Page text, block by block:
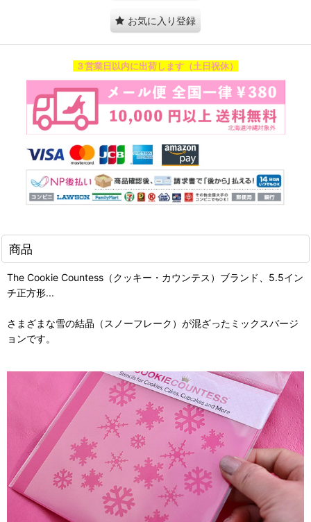
お気に入り登録
３営業日以内に出荷します（土日祝休）
商品
The Cookie Countess（クッキー・カウンテス）ブランド、5.5イン
チ正方形...
さまざまな雪の結晶（スノーフレーク）が混ざったミックスバージ
ョンです。